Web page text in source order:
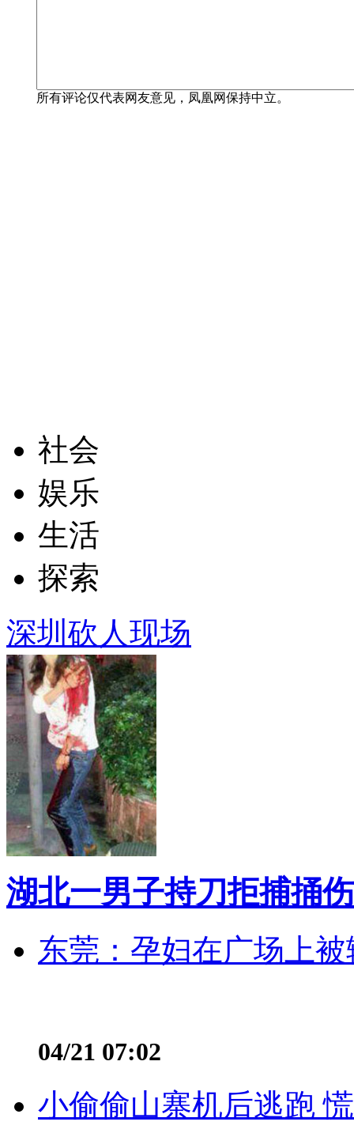
所有评论仅代表网友意见，凤凰网保持中立。
社会
娱乐
生活
探索
深圳砍人现场
湖北一男子持刀拒捕捅
东莞：孕妇在广场上
04/21 07:02
小偷偷山寨机后逃跑